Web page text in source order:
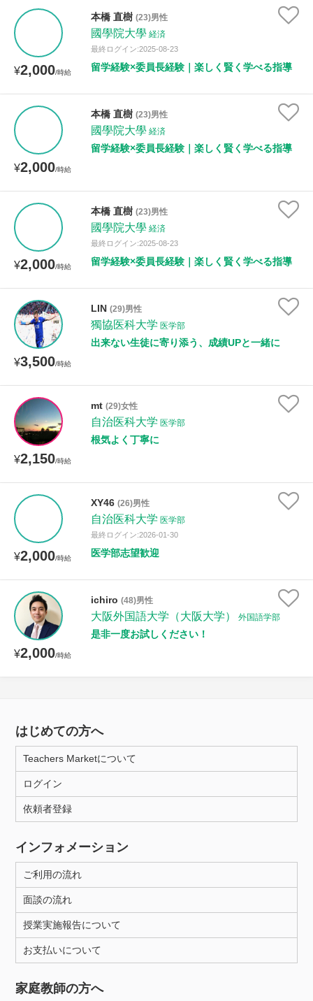
¥2,000/時給
本橋 直樹 (23)男性
國學院大學 経済
最終ログイン:2025-08-23
留学経験×委員長経験｜楽しく賢く学べる指導
¥2,000/時給
本橋 直樹 (23)男性
國學院大學 経済
留学経験×委員長経験｜楽しく賢く学べる指導
¥2,000/時給
本橋 直樹 (23)男性
國學院大學 経済
最終ログイン:2025-08-23
留学経験×委員長経験｜楽しく賢く学べる指導
¥3,500/時給
LIN (29)男性
獨協医科大学 医学部
出来ない生徒に寄り添う、成績UPと一緒に
¥2,150/時給
mt (29)女性
自治医科大学 医学部
根気よく丁寧に
¥2,000/時給
XY46 (26)男性
自治医科大学 医学部
最終ログイン:2026-01-30
医学部志望歓迎
¥2,000/時給
ichiro (48)男性
大阪外国語大学（大阪大学） 外国語学部
是非一度お試しください！
はじめての方へ
Teachers Marketについて
ログイン
依頼者登録
インフォメーション
ご利用の流れ
面談の流れ
授業実施報告について
お支払いについて
家庭教師の方へ